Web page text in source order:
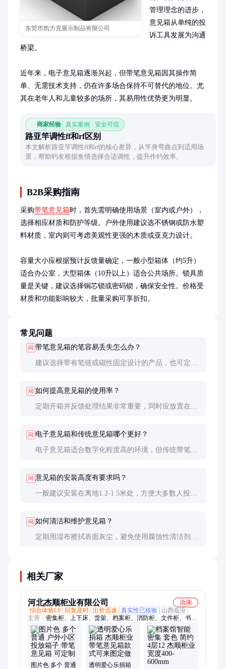
东莞市凯力克展示制品有限公司
管理理念的进步，
意见箱从单纯的投
诉工具发展为沟通
桥梁。
近年来，电子意见箱逐渐兴起，但带笔意见箱因其操作简
单、无需技术支持，仍在许多场合保持不可替代的地位。尤
其在老年人和儿童较多的场所，其易用性优势更为明显。
商家经验 真实案例 · 安全可信
路亚竿调性ff和rf区别
本文解析路亚竿调性ff和rf的核心差异，从竿身弯曲点到适用场
景，帮助钓友根据鱼情选择合适调性，提升作钓效率。
B2B采购指南
采购带笔意见箱时，首先需明确使用场景（室内或户外），
选择相应材质和防护等级。户外使用建议选不锈钢或防水塑
料材质，室内则可考虑美观性更强的木质或亚克力设计。
容量大小应根据预计反馈量确定，一般小型箱体（约5升）
适合办公室，大型箱体（10升以上）适合公共场所。锁具质
量是关键，建议选择铜芯锁或密码锁，确保安全性。价格受
材质和功能影响较大，批量采购可享折扣。
常见问题
问 带笔意见箱的笔容易丢失怎么办？
建议选择带有笔链或磁性固定设计的产品，也可定期
问 如何提高意见箱的使用率？
定期开箱并反馈处理结果非常重要，同时应放置在人
问 电子意见箱和传统意见箱哪个更好？
电子意见箱适合数字化程度高的环境，但传统带笔意
问 意见箱的安装高度有要求吗？
一般建议安装在离地1.2-1.5米处，方便大多数人投
问 如何清洁和维护意见箱？
定期用湿布擦拭表面灰尘，避免使用腐蚀性清洁剂。
相关厂家
河北杰顺柜业有限公司
洽谈
综合体验L0
回复及时 出价迅速 真实性已核验
山西临汾
主营： 密集柜、上下床、货架、档案柜、消防柜、文件柜、书
架、课桌椅、回转柜、选层柜、办公柜、双面书架、保密柜、拆
装橱柜、钢制衣柜、拆装衣柜、资料柜、外贸衣柜
图片色 多个 普通
透明爱心乐捐箱